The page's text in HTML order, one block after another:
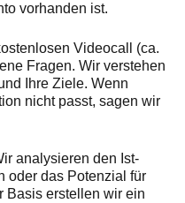
vorhanden ist.
Videocall (ca.
Fragen. Wir verstehen
Ihre Ziele. Wenn
nicht passt, sagen wir
analysieren den Ist-
oder das Potenzial für
Basis erstellen wir ein